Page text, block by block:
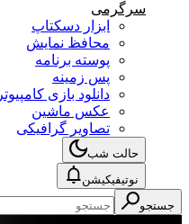
سرگرمی
ابزار دسکتاپ
محافظ نمایش
پوسته برنامه
پس زمینه
دانلود بازی کامپیوتر
عکس ماشین
تصاویر گرافیکی
حالت شب
نوتیفیکیشن
جستجو